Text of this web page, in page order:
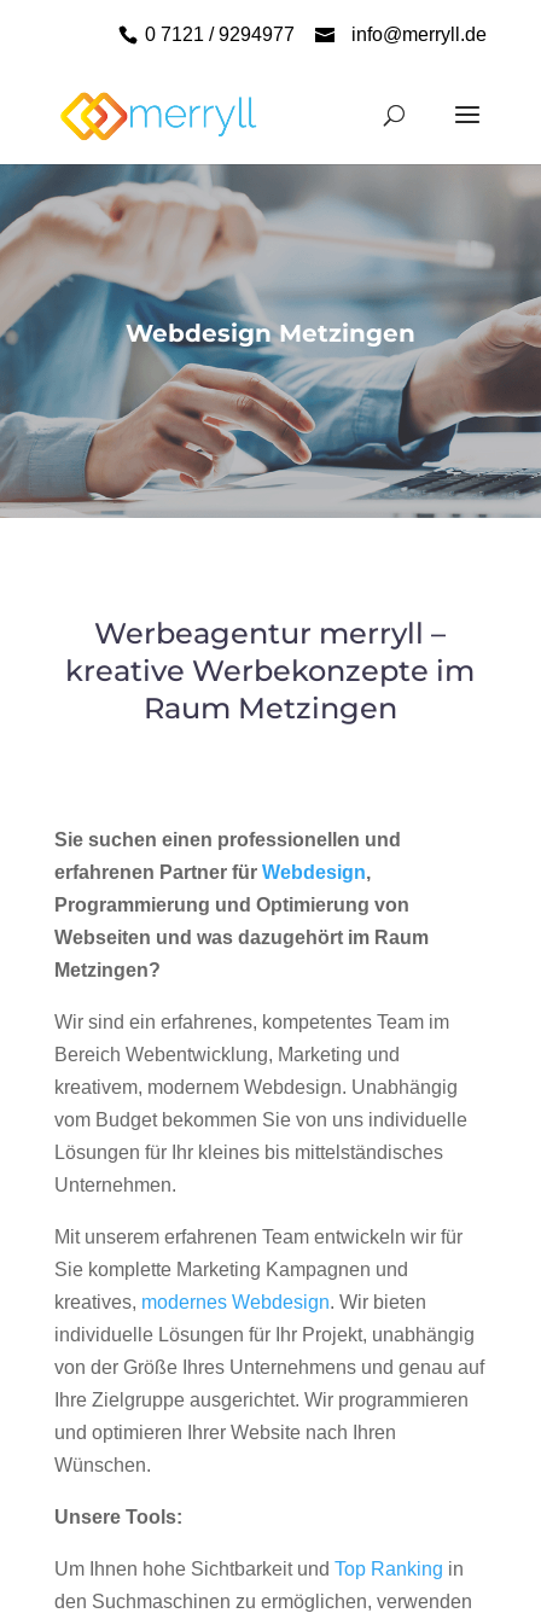
0 7121 / 9294977 info@merryll.de
Webdesign Metzingen
Werbeagentur merryll –
kreative Werbekonzepte im
Raum Metzingen
Sie suchen einen professionellen und
erfahrenen Partner für Webdesign,
Programmierung und Optimierung von
Webseiten und was dazugehört im Raum
Metzingen?
Wir sind ein erfahrenes, kompetentes Team im
Bereich Webentwicklung, Marketing und
kreativem, modernem Webdesign. Unabhängig
vom Budget bekommen Sie von uns individuelle
Lösungen für Ihr kleines bis mittelständisches
Unternehmen.
Mit unserem erfahrenen Team entwickeln wir für
Sie komplette Marketing Kampagnen und
kreatives, modernes Webdesign. Wir bieten
individuelle Lösungen für Ihr Projekt, unabhängig
von der Größe Ihres Unternehmens und genau auf
Ihre Zielgruppe ausgerichtet. Wir programmieren
und optimieren Ihrer Website nach Ihren
Wünschen.
Unsere Tools:
Um Ihnen hohe Sichtbarkeit und Top Ranking in
den Suchmaschinen zu ermöglichen, verwenden